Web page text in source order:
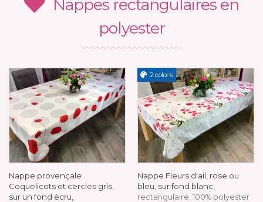
Nappes rectangulaires en
polyester
Nappe provençale
Coquelicots et cercles gris,
sur un fond écru,
2 coloris
Nappe Fleurs d'ail, rose ou
bleu, sur fond blanc,
rectangulaire, 100% polyester